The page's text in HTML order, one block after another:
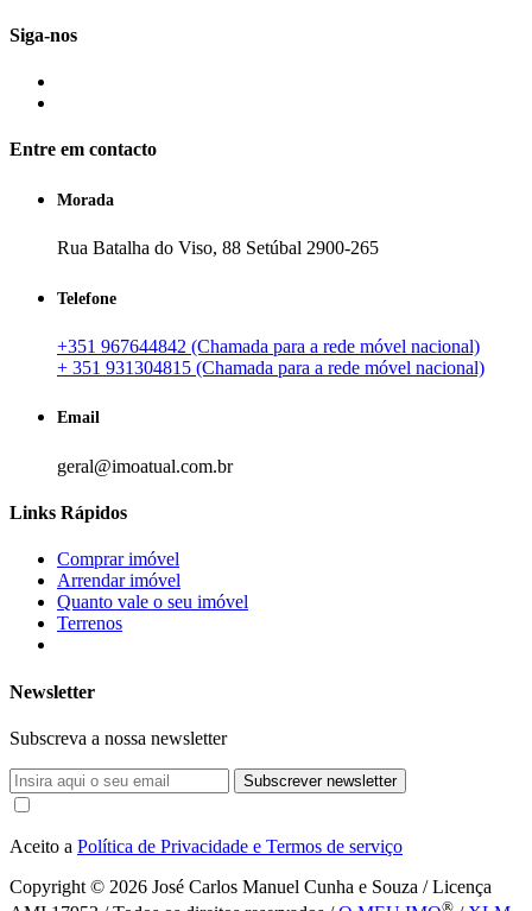
Siga-nos
Entre em contacto
Morada
Rua Batalha do Viso, 88 Setúbal 2900-265
Telefone
+351 967644842 (Chamada para a rede móvel nacional)
+ 351 931304815 (Chamada para a rede móvel nacional)
Email
geral@imoatual.com.br
Links Rápidos
Comprar imóvel
Arrendar imóvel
Quanto vale o seu imóvel
Terrenos
Newsletter
Subscreva a nossa newsletter
Subscrever newsletter
Aceito a Política de Privacidade e Termos de serviço
Copyright © 2026 José Carlos Manuel Cunha e Souza / Licença
®